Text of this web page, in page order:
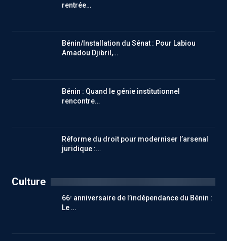
rentrée…
Bénin/Installation du Sénat : Pour Labiou
Amadou Djibril,…
Bénin : Quand le génie institutionnel
rencontre…
Réforme du droit pour moderniser l’arsenal
juridique :…
Culture
66ᵉ anniversaire de l’indépendance du Bénin :
Le …